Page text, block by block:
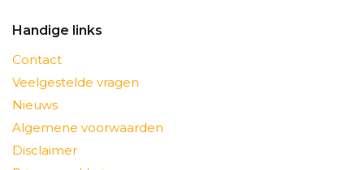
Handige links
Contact
Veelgestelde vragen
Nieuws
Algemene voorwaarden
Disclaimer